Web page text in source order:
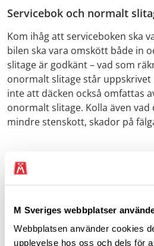
M Sveriges webbplatser
Webbplatsen använder cookies
upplevelse hos oss och dels för
Servicebok och normalt
Kom ihåg att serviceboken ska
bilen ska vara omskött både in
slitage är godkänt – vad som
onormalt slitage står uppskrivet
inte att däcken också omfattas
onormalt slitage. Kolla även
mindre stenskott, skador på
Senast uppdaterad 21 november
Dela sidan på Facebook
Dela sidan på X
Dela sidan